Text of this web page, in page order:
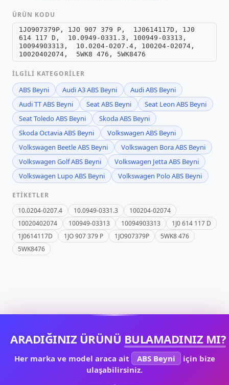
ÜRÜN KODU
1JO907379P, 1JO 907 379 P, 1J0614117D, 1J0
614 117 D, 10.0949-0331.3, 100949-03313,
10094903313, 10.0204-0207.4, 100204-02074,
10020402074, 5WK8 476, 5WK8476
İLGILI KATEGORILER
ABS Beyni Audi A3 ABS Beyni
Audi ABS Beyni
Audi TT ABS Beyni
Seat ABS Beyni
Seat Leon ABS Beyni
Seat Toledo ABS Beyni
Skoda ABS Beyni
Skoda Octavia ABS Beyni
Volkswagen ABS Beyni
Volkswagen Beetle ABS Beyni
Volkswagen Bora ABS Beyni
Volkswagen Golf ABS Beyni
Volkswagen Jetta ABS Beyni
Volkswagen Lupo ABS Beyni
Volkswagen Polo ABS Beyni
ETIKETLER
10.0204-0207.4
10.0949-0331.3
100204-02074
10020402074
100949-03313 10094903313
1J0 614 117 D
1J0614117D
1JO 907 379 P 1JO907379P
5WK8 476
5WK8476
ARADIĞINIZ ÜRÜNÜ BULAMADINIZ MI?
Her marka ve model araca ait ABS Beyni
için bize
ulaşabilirsiniz.